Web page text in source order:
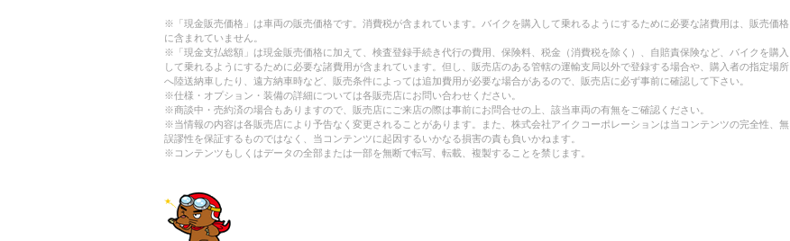
※「現金販売価格」は車両の販売価格です。消費税が含まれています。バイクを購入して乗れるようにするために必要な諸費用は、販売価格
に含まれていません。
※「現金支払総額」は現金販売価格に加えて、検査登録手続き代行の費用、保険料、税金（消費税を除く）、自賠責保険など、バイクを購入
して乗れるようにするために必要な諸費用が含まれています。但し、販売店のある管轄の運輸支局以外で登録する場合や、購入者の指定場所
へ陸送納車したり、遠方納車時など、販売条件によっては追加費用が必要な場合があるので、販売店に必ず事前に確認して下さい。
※仕様・オプション・装備の詳細については各販売店にお問い合わせください。
※商談中・売約済の場合もありますので、販売店にご来店の際は事前にお問合せの上、該当車両の有無をご確認ください。
※当情報の内容は各販売店により予告なく変更されることがあります。また、株式会社アイクコーポレーションは当コンテンツの完全性、無
誤謬性を保証するものではなく、当コンテンツに起因するいかなる損害の責も負いかねます。
※コンテンツもしくはデータの全部または一部を無断で転写、転載、複製することを禁じます。